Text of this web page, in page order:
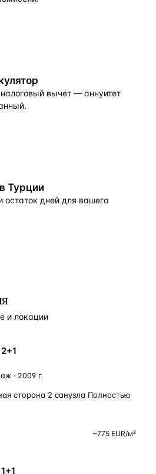
вычет — аннуитет
Турции
остаток дней для вашего
и локации
· 2009 г.
сторона 2 санузла Полностью
~775 EUR/м²